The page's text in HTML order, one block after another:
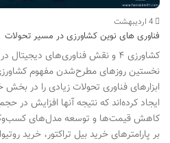
4 اردیبهشت
فناوری های نوین کشاورزی در مسیر تحولات
ابزارهای فناوری تحولات زیادی را در
ایجاد کرده‌اند که نتیجه آنها افزایش در
کاهش قیمت‌ها و توسعه مدل‌های
بر پارامترهای خرید بیل تراکتور، خرید